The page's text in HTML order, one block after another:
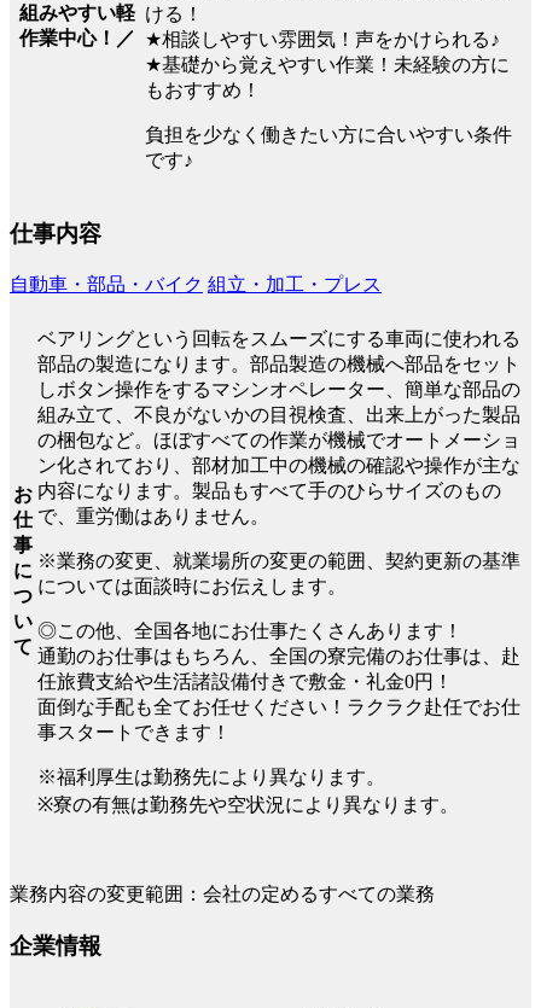
組みやすい軽
作業中心！／
ける！
★相談しやすい雰囲気！声をかけられる♪
★基礎から覚えやすい作業！未経験の方に
もおすすめ！
負担を少なく働きたい方に合いやすい条件
です♪
仕事内容
自動車・部品・バイク 組立・加工・プレス
お
仕
事
に
つ
い
て
ベアリングという回転をスムーズにする車両に使われる
部品の製造になります。部品製造の機械へ部品をセット
しボタン操作をするマシンオペレーター、簡単な部品の
組み立て、不良がないかの目視検査、出来上がった製品
の梱包など。ほぼすべての作業が機械でオートメーショ
ン化されており、部材加工中の機械の確認や操作が主な
内容になります。製品もすべて手のひらサイズのもの
で、重労働はありません。
※業務の変更、就業場所の変更の範囲、契約更新の基準
については面談時にお伝えします。
◎この他、全国各地にお仕事たくさんあります！
通勤のお仕事はもちろん、全国の寮完備のお仕事は、赴
任旅費支給や生活諸設備付きで敷金・礼金0円！
面倒な手配も全てお任せください！ラクラク赴任でお仕
事スタートできます！
※福利厚生は勤務先により異なります。
※寮の有無は勤務先や空状況により異なります。
業務内容の変更範囲：会社の定めるすべての業務
企業情報